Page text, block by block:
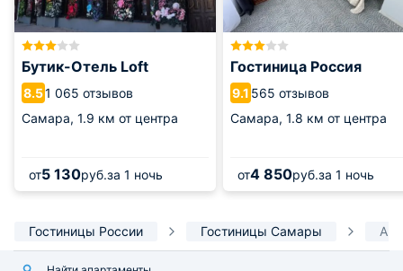
Бутик-Отель Loft
8.51 065 отзывов
Самара, 1.9 км от центра
от5 130руб.за 1 ночь
Гостиница Россия
9.1 565 отзывов
Самара, 1.8 км от центра
от4 850руб.за 1 ночь
Гостиницы России Гостиницы Самары